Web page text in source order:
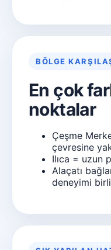
BÖLGE
En çok
noktalar
Çeşme
çevresine
Ilıca = uzun
Alaçatı
deneyimi